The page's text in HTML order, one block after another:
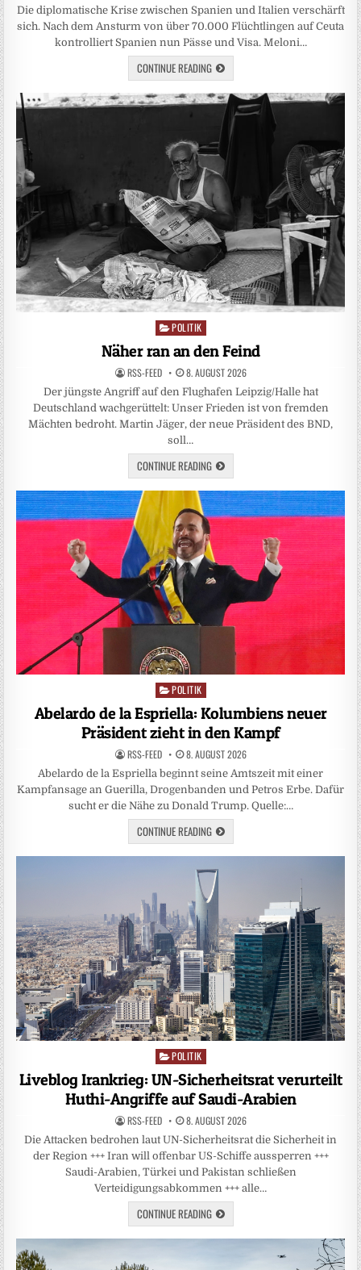
Die diplomatische Krise zwischen Spanien und Italien verschärft
sich. Nach dem Ansturm von über 70.000 Flüchtlingen auf Ceuta
kontrolliert Spanien nun Pässe und Visa. Meloni…
CONTINUE READING
Posted
POLITIK
Näher ran an den Feind
RSS-FEED 8. AUGUST 2026
Der jüngste Angriff auf den Flughafen Leipzig/Halle hat
Deutschland wachgerüttelt: Unser Frieden ist von fremden
Mächten bedroht. Martin Jäger, der neue Präsident des BND,
soll…
CONTINUE READING
Posted
POLITIK
Abelardo de la Espriella: Kolumbiens neuer
Präsident zieht in den Kampf
RSS-FEED 8. AUGUST 2026
Abelardo de la Espriella beginnt seine Amtszeit mit einer
Kampfansage an Guerilla, Drogenbanden und Petros Erbe. Dafür
sucht er die Nähe zu Donald Trump. Quelle:…
CONTINUE READING
Posted
in
POLITIK
Liveblog Irankrieg: UN-Sicherheitsrat verurteilt
Huthi-Angriffe auf Saudi-Arabien
RSS-FEED 8. AUGUST 2026
Die Attacken bedrohen laut UN-Sicherheitsrat die Sicherheit in
der Region +++ Iran will offenbar US-Schiffe aussperren +++
Saudi-Arabien, Türkei und Pakistan schließen
Verteidigungsabkommen +++ alle…
CONTINUE READING